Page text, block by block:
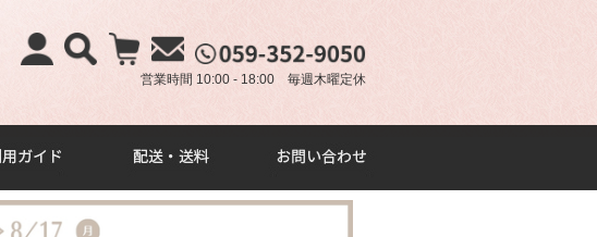
営業時間 10:00 - 18:00 毎週木曜定休
×